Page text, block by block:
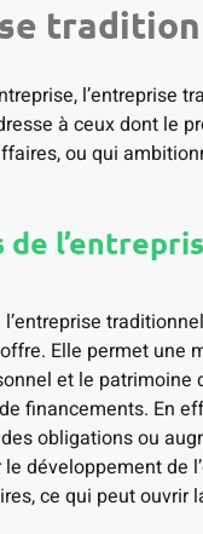
l’entreprise
à ceux dont le
ou qui
de
Elle permet une
et le patrimoine
financements. En
obligations ou
développement de
ce qui peut